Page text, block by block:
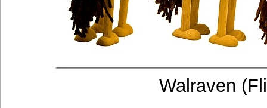
Walraven